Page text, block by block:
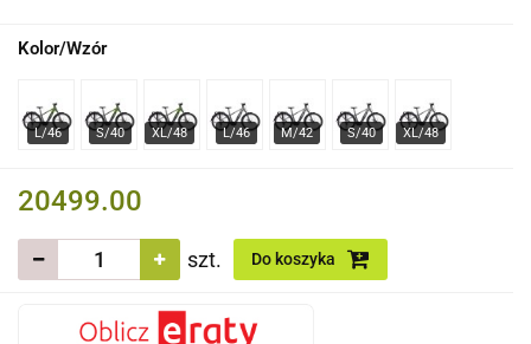
Kolor/Wzór
20499.00
szt. Do koszyka